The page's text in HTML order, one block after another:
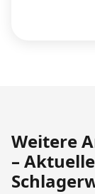
Weitere
–